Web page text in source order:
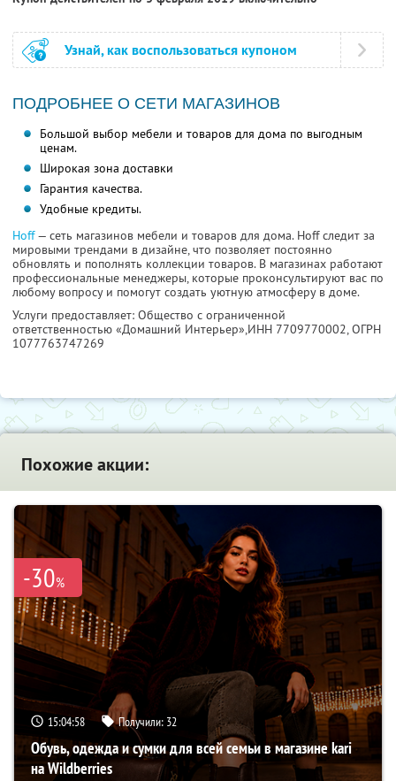
Узнай, как воспользоваться купоном
ПОДРОБНЕЕ О СЕТИ МАГАЗИНОВ
Большой выбор мебели и товаров для дома по выгодным
ценам.
Широкая зона доставки
Гарантия качества.
Удобные кредиты.
Hoff— сеть магазинов мебели и товаров для дома. Hoff следит за
мировыми трендами в дизайне, что позволяет постоянно
обновлять и пополнять коллекции товаров. В магазинах работают
профессиональные менеджеры, которые проконсультируют вас по
любому вопросу и помогут создать уютную атмосферу в доме.
Услуги предоставляет: Общество с ограниченной
ответственностью «Домашний Интерьер»,ИНН 7709770002, ОГРН
1077763747269
Похожие акции:
-30%
15:04:57 Получили: 32
Обувь, одежда и сумки для всей семьи в магазине kari
на Wildberries